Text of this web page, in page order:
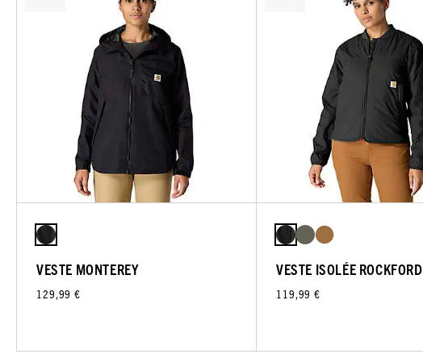
VESTE MONTEREY
129,99 €
VESTE ISOLÉE ROCKFORD
119,99 €